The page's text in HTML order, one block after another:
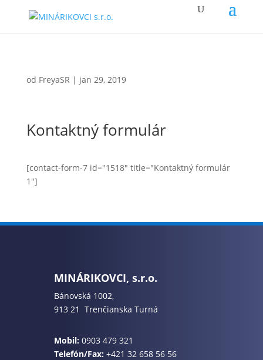
od FreyaSR | jan 29, 2019
Kontaktný formulár
[contact-form-7 id="1518" title="Kontaktný formulár
1"]
MINÁRIKOVCI, s.r.o.
Bánovská 1002,
913 21 Trenčianska Turná
Mobil: 0903 479 321
Telefón/Fax:+421 32 658 56 56